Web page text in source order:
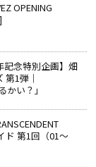
OPENING
記念特別企画】畑
1弾｜
い？」
ド 第1回（01～